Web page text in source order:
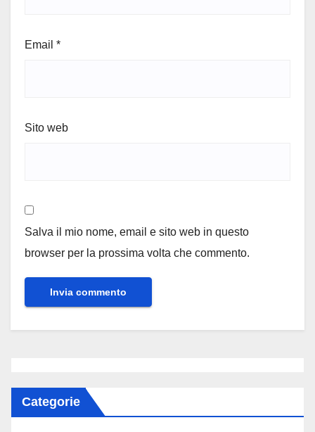
Email *
Sito web
Salva il mio nome, email e sito web in questo
browser per la prossima volta che commento.
Categorie